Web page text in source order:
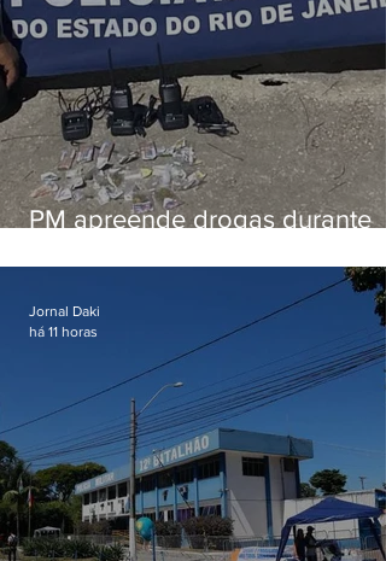
PM apreende drogas durante
Jornal Daki
há 11 horas